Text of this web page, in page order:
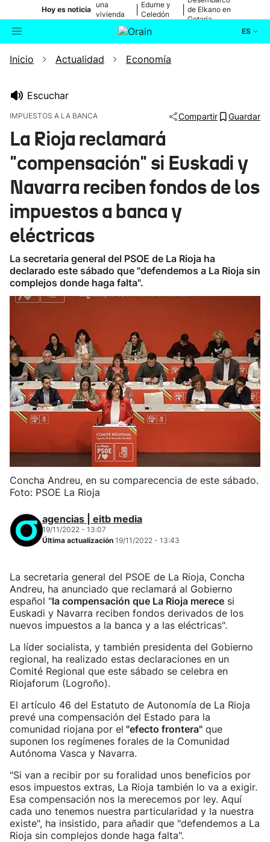
Hoy es noticia
una
vivienda
de Bilbao
Edurne y
Celedón
de Elkano en
Getaria
ES
Buscador Actualidad
Ikusmiran
Eguraldia
Inicio Actualidad Economía
Escuchar
IMPUESTOS A LA BANCA Compartir Guardar
La Rioja reclamará
"compensación" si Euskadi y
Navarra reciben fondos de los
impuestos a banca y
eléctricas
La secretaria general del PSOE de La Rioja ha
declarado este sábado que "defendemos a La Rioja sin
complejos donde haga falta".
Concha Andreu, en su comparecencia de este sábado.
Foto: PSOE La Rioja
agencias | eitb media
19/11/2022 - 13:07
Última actualización 19/11/2022 - 13:43
La secretaria general del PSOE de La Rioja, Concha
Andreu, ha anunciado que reclamará al Gobierno
español "la compensación que La Rioja merece si
Euskadi y Navarra reciben fondos derivados de los
nuevos impuestos a la banca y a las eléctricas".
La líder socialista, y también presidenta del Gobierno
regional, ha realizado estas declaraciones en un
Comité Regional que este sábado se celebra en
Riojaforum (Logroño).
El artículo 46 del Estatuto de Autonomía de La Rioja
prevé una compensación del Estado para la
comunidad riojana por el "efecto frontera" que
suponen los regímenes forales de la Comunidad
Autónoma Vasca y Navarra.
"Si van a recibir por su foralidad unos beneficios por
esos impuestos extras, La Rioja también lo va a exigir.
Esa compensación nos la merecemos por ley. Aquí
cada uno tenemos nuestra particularidad y la nuestra
existe", ha insistido, para añadir que "defendemos a La
Rioja sin complejos donde haga falta".